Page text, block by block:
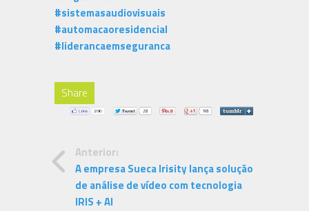
#sistemasaudiovisuais
#automacaoresidencial
#liderancaemseguranca
Share
Anterior:
A empresa Sueca Irisity lança solução
de análise de vídeo com tecnologia
IRIS + AI